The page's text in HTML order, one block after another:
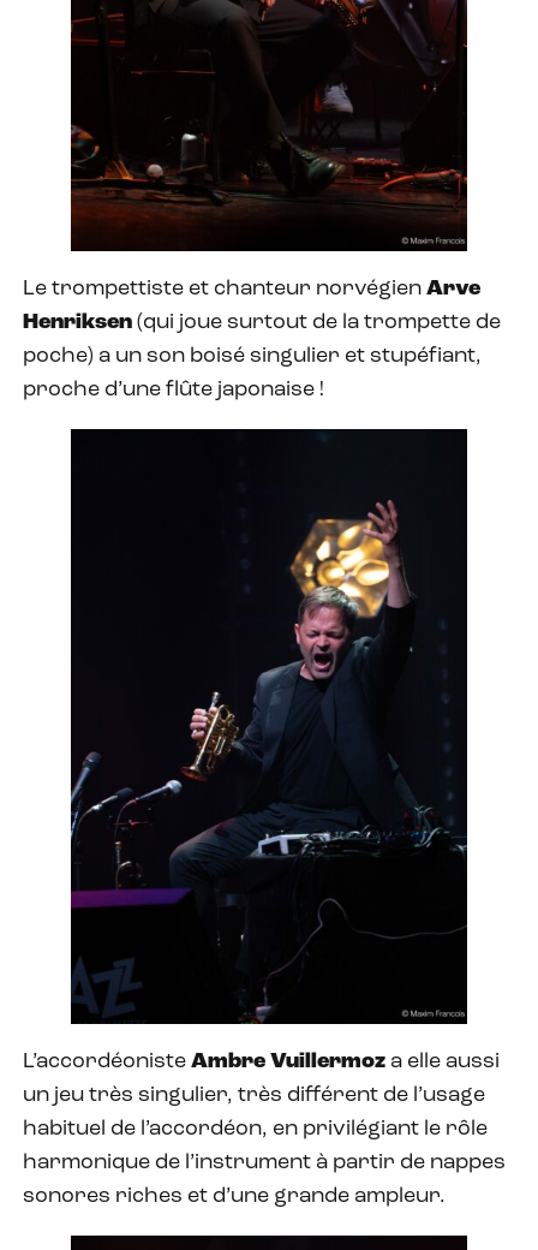
Le trompettiste et chanteur norvégien Arve
Henriksen (qui joue surtout de la trompette de
poche) a un son boisé singulier et stupéfiant,
proche d’une flûte japonaise !
L’accordéoniste Ambre Vuillermoz a elle aussi
un jeu très singulier, très différent de l’usage
habituel de l’accordéon, en privilégiant le rôle
harmonique de l’instrument à partir de nappes
sonores riches et d’une grande ampleur.